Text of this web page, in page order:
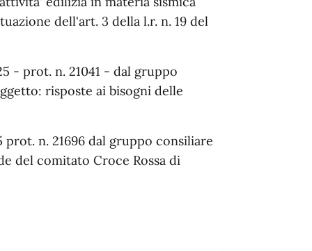
dell'art. 3 della l.r. n. 19 del
- prot. n. 21041 - dal gruppo
risposte ai bisogni delle
n. 21696 dal gruppo consiliare
del comitato Croce Rossa di